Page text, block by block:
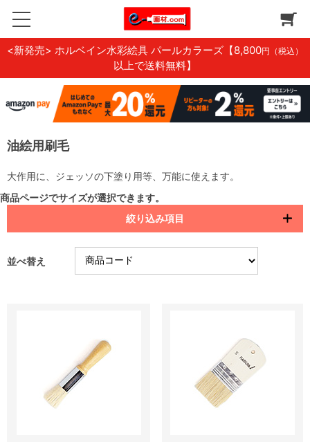
<新発売> ホルベイン水彩絵具 パールカラーズ 【8,800円（税込）
以上で送料無料】
油絵用刷毛
大作用に、ジェッソの下塗り用等、万能に使えます。
商品ページでサイズが選択できます。
絞り込み項目
並べ替え